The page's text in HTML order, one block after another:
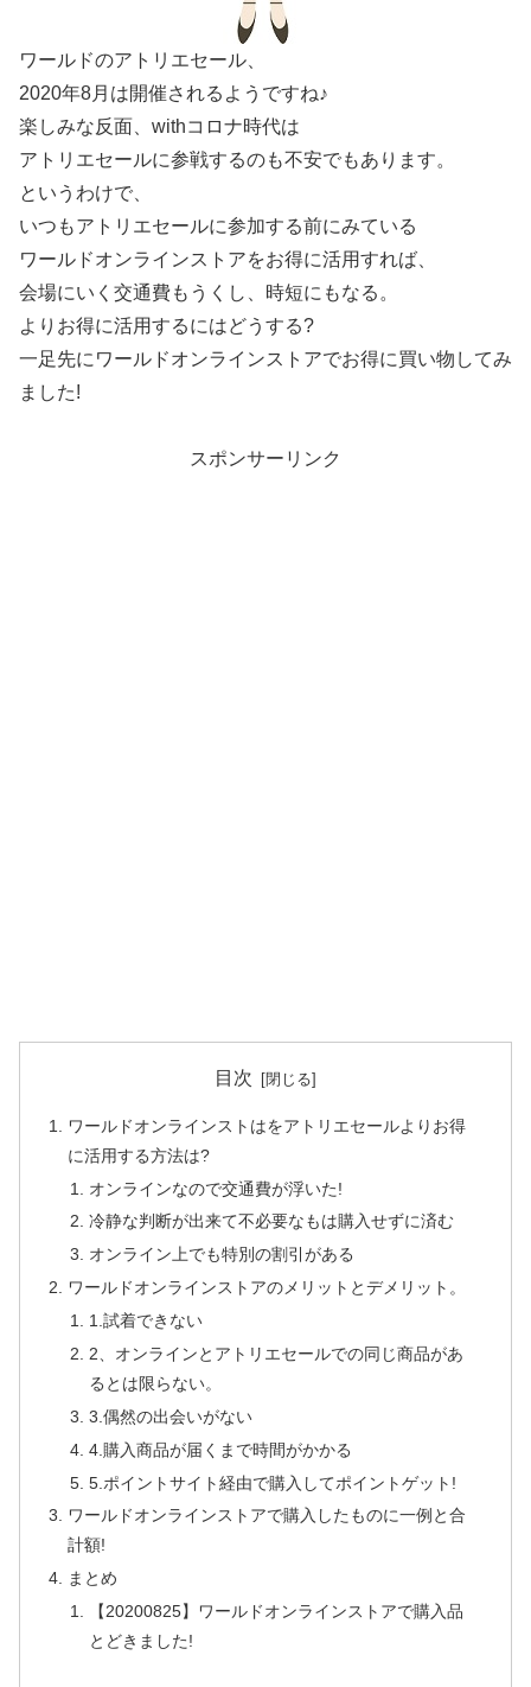
ワールドのアトリエセール、
2020年8月は開催されるようですね♪
楽しみな反面、withコロナ時代は
アトリエセールに参戦するのも不安でもあります。
というわけで、
いつもアトリエセールに参加する前にみている
ワールドオンラインストアをお得に活用すれば、
会場にいく交通費もうくし、時短にもなる。
よりお得に活用するにはどうする?
一足先にワールドオンラインストアでお得に買い物してみ
ました!
スポンサーリンク
目次
ワールドオンラインストはをアトリエセールよりお得
に活用する方法は?
オンラインなので交通費が浮いた!
冷静な判断が出来て不必要なもは購入せずに済む
オンライン上でも特別の割引がある
ワールドオンラインストアのメリットとデメリット。
1.試着できない
2、オンラインとアトリエセールでの同じ商品があ
るとは限らない。
3.偶然の出会いがない
4.購入商品が届くまで時間がかかる
5.ポイントサイト経由で購入してポイントゲット!
ワールドオンラインストアで購入したものに一例と合
計額!
まとめ
【20200825】ワールドオンラインストアで購入品
とどきました!